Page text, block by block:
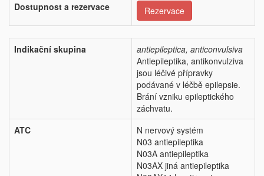
Dostupnost a rezervace
Rezervace
Indikační skupina
antiepileptica, anticonvulsiva
Antiepileptika, antikonvulziva
jsou léčivé přípravky
podávané v léčbě epilepsie.
Brání vzniku epileptického
záchvatu.
ATC
N nervový systém
N03 antiepileptika
N03A antiepileptika
N03AX jiná antiepileptika